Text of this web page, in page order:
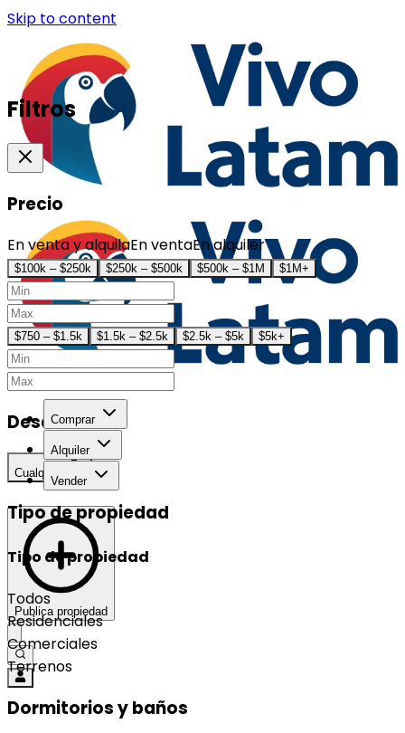
Skip to content
Comprar
Alquiler
Vender
Publica propiedad
Filtros
Precio
En venta y alquilaEn ventaEn alquiler
$100k – $250k $250k – $500k $500k – $1M $1M+
$750 – $1.5k $1.5k – $2.5k $2.5k – $5k $5k+
Desarrollo
Cualquier
Tipo de propiedad
Tipo de propiedad
Todos
Residenciales
Comerciales
Terrenos
Dormitorios y baños